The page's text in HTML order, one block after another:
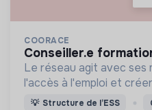
COORACE
conseiller.e
Le réseau agit avec ses
l'accès à l'emploi et
sociale et écologique
💡 Structure de l’ESS